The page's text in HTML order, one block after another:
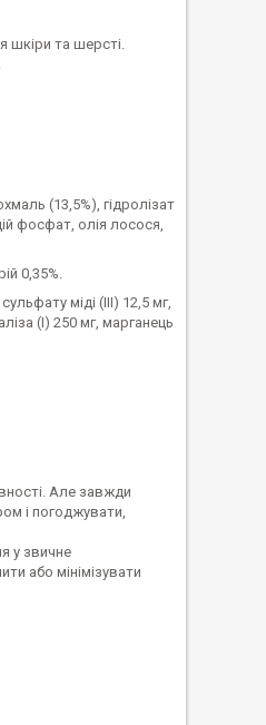
шкіри та шерсті.
(13,5%), гідролізат
фосфат, олія лосося,
0,35%.
міді (III) 12,5 мг,
(I) 250 мг, марганець
Але завжди
і погоджувати,
у звичне
або мінімізувати